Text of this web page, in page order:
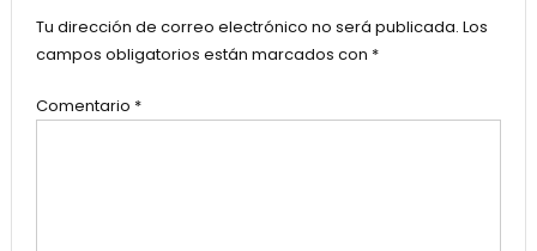
Tu dirección de correo electrónico no será publicada. Los
campos obligatorios están marcados con *
Comentario *